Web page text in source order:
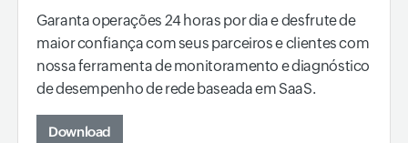
Garanta operações 24 horas por dia e desfrute de
maior confiança com seus parceiros e clientes com
nossa ferramenta de monitoramento e diagnóstico
de desempenho de rede baseada em SaaS.
Download